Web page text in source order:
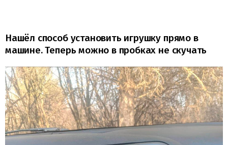
Нашёл способ установить игрушку прямо в
машине. Теперь можно в пробках не скучать